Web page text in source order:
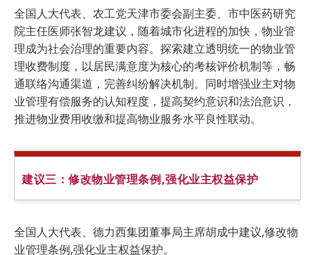
全国人大代表、农工党天津市委会副主委、市中医药研究
院主任医师张智龙建议，随着城市化进程的加快，物业管
理成为社会治理的重要内容。探索建立透明统一的物业管
理收费制度，以居民满意度为核心的考核评价机制等，畅
通联络沟通渠道，完善纠纷解决机制。同时增强业主对物
业管理有偿服务的认知程度，提高契约意识和法治意识，
推进物业费用收缴和提高物业服务水平良性联动。
建议三：修改物业管理条例,强化业主权益保护
全国人大代表、德力西集团董事局主席胡成中建议,修改物
业管理条例,强化业主权益保护。